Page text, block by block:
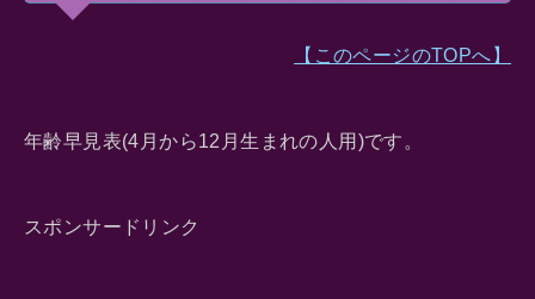
【このページのTOPへ】
年齢早見表(4月から12月生まれの人用)です。
スポンサードリンク